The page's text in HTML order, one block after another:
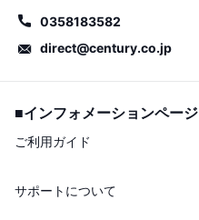
0358183582
direct@century.co.jp
■インフォメーションページ
ご利用ガイド
サポートについて